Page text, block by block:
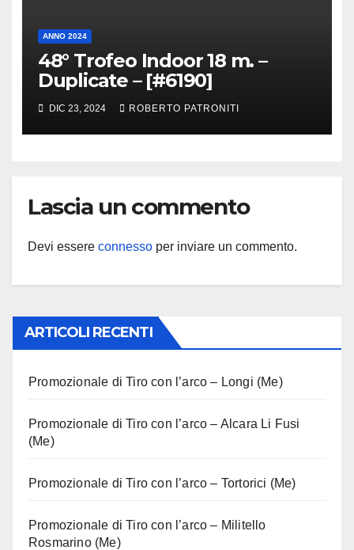
ANNO 2024
48° Trofeo Indoor 18 m. –
Duplicate – [#6190]
DIC 23, 2024 ROBERTO PATRONITI
Lascia un commento
Devi essere connesso per inviare un commento.
ARTICOLI RECENTI
Promozionale di Tiro con l’arco – Longi (Me)
Promozionale di Tiro con l’arco – Alcara Li Fusi
(Me)
Promozionale di Tiro con l’arco – Tortorici (Me)
Promozionale di Tiro con l’arco – Militello
Rosmarino (Me)